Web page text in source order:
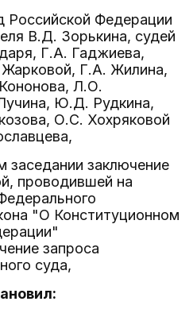
Российской Федерации
В.Д. Зорькина, судей
Г.А. Гаджиева,
Г.А. Жилина,
Л.О.
Ю.Д. Рудкина,
О.С. Хохряковой
заседании заключение
проводившей на
"О Конституционном
запроса
суда,